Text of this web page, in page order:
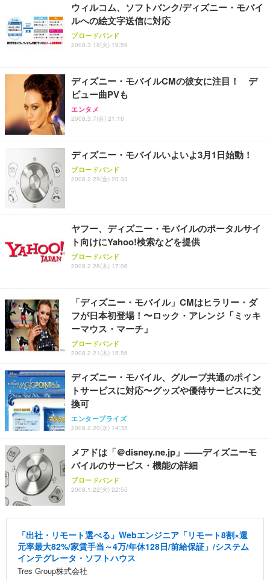
ウィルコム、ソフトバンク/ディズニー・モバイ
ルへの絵文字送信に対応
ブロードバンド
2008.3.18(火) 19:59
ディズニー・モバイルCMの彼女に注目！ デ
ビュー曲PVも
エンタメ
2008.3.7(金) 21:16
ディズニー・モバイルいよいよ3月1日始動！
ブロードバンド
2008.2.29(金) 20:33
ヤフー、ディズニー・モバイルのポータルサイ
ト向けにYahoo!検索などを提供
ブロードバンド
2008.2.28(木) 17:06
「ディズニー・モバイル」CMはヒラリー・ダ
フが日本初登場！〜ロック・アレンジ「ミッキ
ーマウス・マーチ」
ブロードバンド
2008.2.21(木) 15:56
ディズニー・モバイル、グループ共通のポイン
トサービスに対応〜グッズや優待サービスに交
換可
エンタープライズ
2008.2.20(水) 14:35
メアドは「＠disney.ne.jp」——ディズニーモ
バイルのサービス・機能の詳細
ブロードバンド
2008.1.22(火) 22:55
「出社・リモート選べる」Webエンジニア「リモート8割×還
元率最大82%/家賃手当～4万/年休128日/前給保証」/システム
インテグレータ・ソフトハウス
Tres Group株式会社